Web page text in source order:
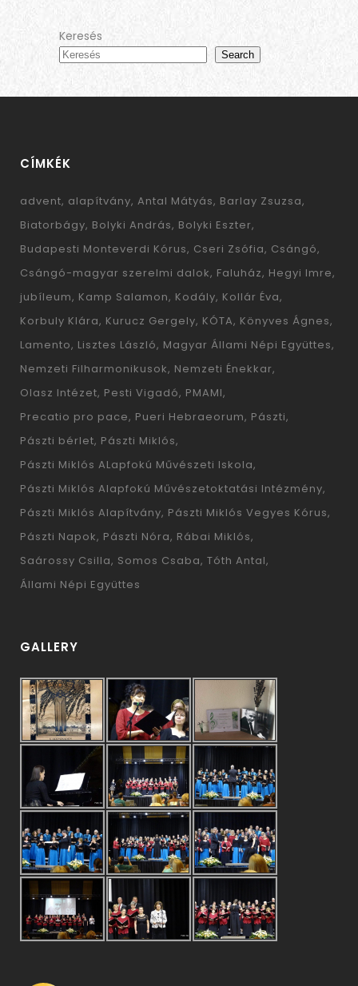
Keresés
Search
CÍMKÉK
advent alapítvány Antal Mátyás Barlay Zsuzsa
Biatorbágy Bolyki András Bolyki Eszter
Budapesti Monteverdi Kórus Cseri Zsófia Csángó
Csángó-magyar szerelmi dalok Faluház Hegyi Imre
jubíleum Kamp Salamon Kodály Kollár Éva
Korbuly Klára Kurucz Gergely KÓTA Könyves Ágnes
Lamento Lisztes László Magyar Állami Népi Együttes
Nemzeti Filharmonikusok Nemzeti Énekkar
Olasz Intézet Pesti Vigadó PMAMI
Precatio pro pace Pueri Hebraeorum Pászti
Pászti bérlet Pászti Miklós
Pászti Miklós ALapfokú Művészeti Iskola
Pászti Miklós Alapfokú Művészetoktatási Intézmény
Pászti Miklós Alapítvány Pászti Miklós Vegyes Kórus
Pászti Napok Pászti Nóra Rábai Miklós
Saárossy Csilla Somos Csaba Tóth Antal
Állami Népi Együttes
GALLERY